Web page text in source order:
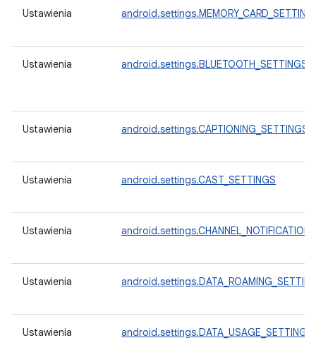
Ustawienia
Ustawienia android.settings.BLUETOOTH_SETTINGS
Ustawienia android.settings.CAPTIONING_SETTINGS
Ustawienia android.settings.CAST_SETTINGS
Ustawienia
Ustawienia
Ustawienia android.settings.DATA_USAGE_SETTINGS